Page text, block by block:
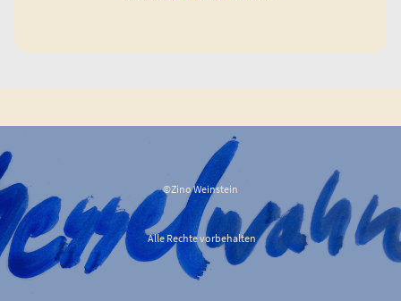
©Zino Weinstein
Alle Rechte vorbehalten